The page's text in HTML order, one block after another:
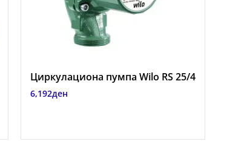
Циркулациона пумпа Wilo RS 25/4
6,192ден